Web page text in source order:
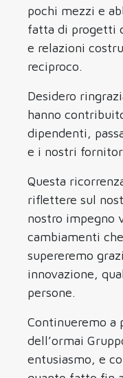
pochi mezzi e
fatta di progetti
e relazioni
reciproco.
Desidero
hanno
dipendenti,
e i nostri
Questa
riflettere sul
nostro impegno
cambiamenti
supereremo
innovazione,
persone.
Continueremo a
dell’ormai
entusiasmo, e